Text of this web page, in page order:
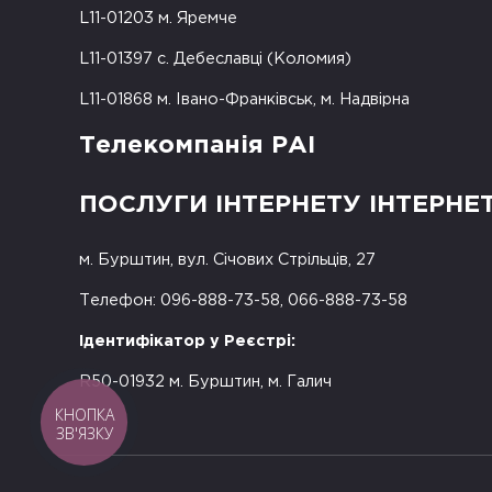
L11-01203 м. Яремче
L11-01397 с. Дебеславці (Коломия)
L11-01868 м. Івано-Франківськ, м. Надвірна
Телекомпанія РАІ
ПОСЛУГИ ІНТЕРНЕТУ
м. Бурштин, вул. Січових Стрільців, 27
Телефон: 096-888-73-58, 066-888-73-58
Ідентифікатор у Реєстрі:
R50-01932 м. Бурштин, м. Галич
КНОПКА
ЗВ'ЯЗКУ